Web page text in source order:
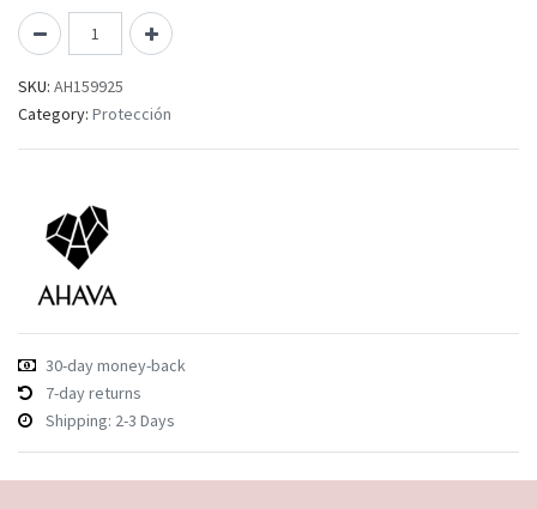
SKU: AH159925
Category: Protección
30-day money-back
7-day returns
Shipping: 2-3 Days